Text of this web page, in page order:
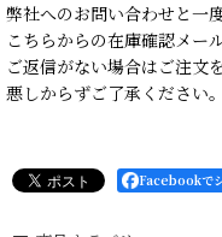
弊社へのお問い合わせと一
こちらからの在庫確認メー
ご返信がない場合はご注文
悪しからずご了承ください。
Facebookで